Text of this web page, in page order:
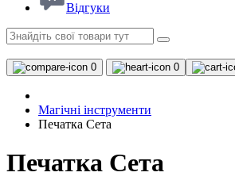
Відгуки
0 0
Магічні інструменти
Печатка Сета
Печатка Сета